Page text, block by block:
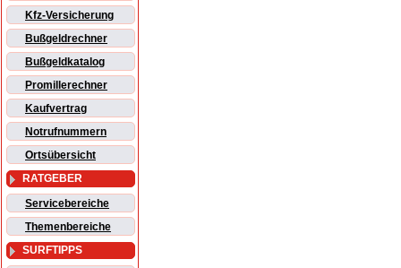
Kfz-Versicherung
Bußgeldrechner
Bußgeldkatalog
Promillerechner
Kaufvertrag
Notrufnummern
Ortsübersicht
RATGEBER
Servicebereiche
Themenbereiche
SURFTIPPS